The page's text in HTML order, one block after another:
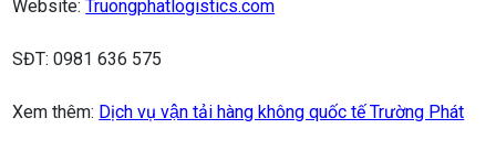
Website:Truongphatlogistics.com
SĐT: 0981 636 575
Xem thêm: Dịch vụ vận tải hàng không quốc tế Trường Phát